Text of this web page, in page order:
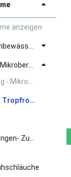
anzeigen
Tropfschläuche - Tropfrohre